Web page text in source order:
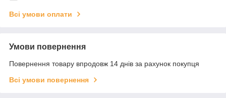
Всі умови оплати
Умови повернення
Повернення товару впродовж 14 днів за рахунок покупця
Всі умови повернення